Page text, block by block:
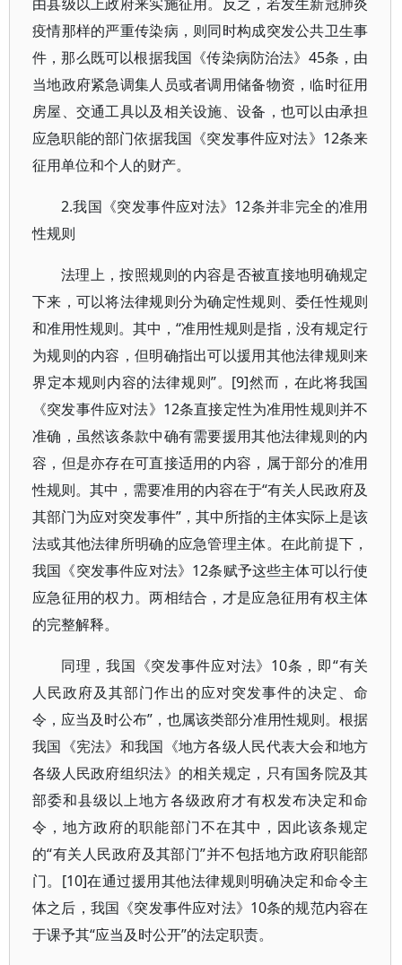
疫情那样的严重传染病，则同时构成突发公共卫生事
件，那么既可以根据我国《传染病防治法》45条，由
当地政府紧急调集人员或者调用储备物资，临时征用
房屋、交通工具以及相关设施、设备，也可以由承担
应急职能的部门依据我国《突发事件应对法》12条来
征用单位和个人的财产。
2.我国《突发事件应对法》12条并非完全的准用
性规则
法理上，按照规则的内容是否被直接地明确规定
下来，可以将法律规则分为确定性规则、委任性规则
和准用性规则。其中，“准用性规则是指，没有规定行
为规则的内容，但明确指出可以援用其他法律规则来
界定本规则内容的法律规则”。[9]然而，在此将我国
《突发事件应对法》12条直接定性为准用性规则并不
准确，虽然该条款中确有需要援用其他法律规则的内
容，但是亦存在可直接适用的内容，属于部分的准用
性规则。其中，需要准用的内容在于“有关人民政府及
其部门为应对突发事件”，其中所指的主体实际上是该
法或其他法律所明确的应急管理主体。在此前提下，
我国《突发事件应对法》12条赋予这些主体可以行使
应急征用的权力。两相结合，才是应急征用有权主体
的完整解释。
同理，我国《突发事件应对法》10条，即“有关
人民政府及其部门作出的应对突发事件的决定、命
令，应当及时公布”，也属该类部分准用性规则。根据
我国《宪法》和我国《地方各级人民代表大会和地方
各级人民政府组织法》的相关规定，只有国务院及其
部委和县级以上地方各级政府才有权发布决定和命
令，地方政府的职能部门不在其中，因此该条规定
的“有关人民政府及其部门”并不包括地方政府职能部
门。[10]在通过援用其他法律规则明确决定和命令主
体之后，我国《突发事件应对法》10条的规范内容在
于课予其“应当及时公开”的法定职责。